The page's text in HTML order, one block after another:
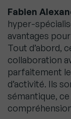
Fabien
hyper-
avantages
Tout d’abord,
collaboration
parfaitement
d’activité. Ils
sémantique,